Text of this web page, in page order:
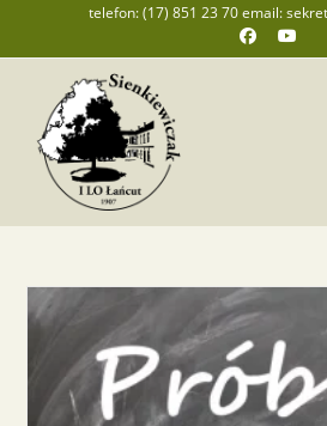
telefon: (17) 851 23 70 email: